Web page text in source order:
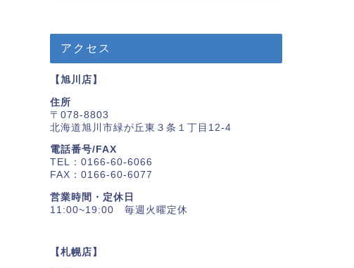
アクセス
【旭川店】
住所
〒078-8803
北海道旭川市緑が丘東３条１丁目12-4
電話番号/FAX
TEL：0166-60-6066
FAX：0166-60-6077
営業時間・定休日
11:00~19:00 毎週火曜定休
【札幌店】